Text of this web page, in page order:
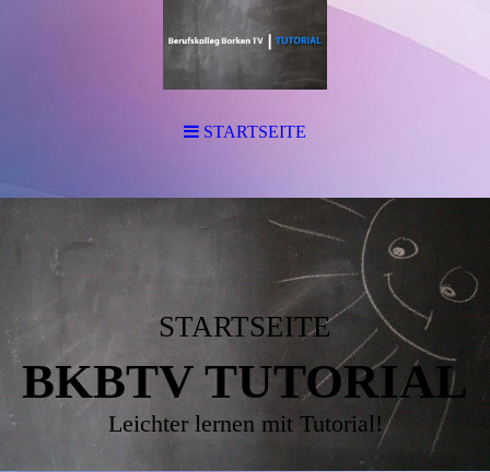
STARTSEITE
BKBTV TUTORIAL
Leichter lernen mit Tutorial!
STARTSEITE